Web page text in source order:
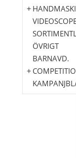
ÖVRIGT
BARNAVD.